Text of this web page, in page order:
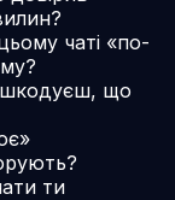
чаті «по-
шкодуєш, що
ти